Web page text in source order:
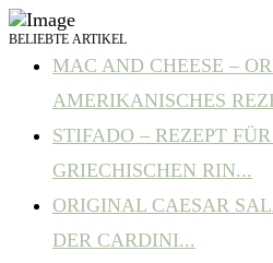
BELIEBTE ARTIKEL
MAC AND CHEESE –
AMERIKANISCHES
STIFADO – REZEPT
GRIECHISCHEN RIN...
ORIGINAL CAESAR
DER CARDINI...